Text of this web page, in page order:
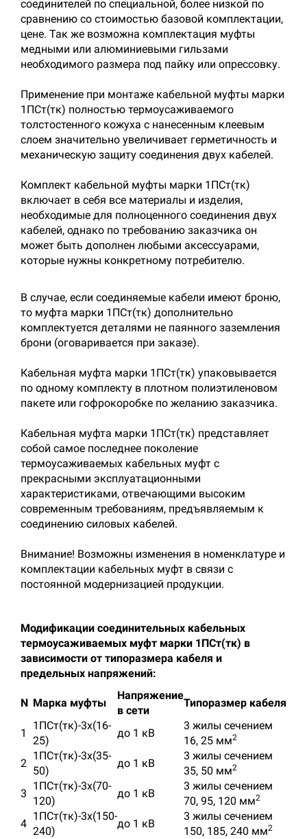
соединителей по специальной, более низкой по
сравнению со стоимостью базовой комплектации,
цене. Так же возможна комплектация муфты
медными или алюминиевыми гильзами
необходимого размера под пайку или опрессовку.
Применение при монтаже кабельной муфты марки
1ПСт(тк) полностью термоусаживаемого
толстостенного кожуха с нанесенным клеевым
слоем значительно увеличивает герметичность и
механическую защиту соединения двух кабелей.
Комплект кабельной муфты марки 1ПСт(тк)
включает в себя все материалы и изделия,
необходимые для полноценного соединения двух
кабелей, однако по требованию заказчика он
может быть дополнен любыми аксессуарами,
которые нужны конкретному потребителю.
В случае, если соединяемые кабели имеют броню,
то муфта марки 1ПСт(тк) дополнительно
комплектуется деталями не паянного заземления
брони (оговаривается при заказе).
Кабельная муфта марки 1ПСт(тк) упаковывается
по одному комплекту в плотном полиэтиленовом
пакете или гофрокоробке по желанию заказчика.
Кабельная муфта марки 1ПСт(тк) представляет
собой самое последнее поколение
термоусаживаемых кабельных муфт с
прекрасными эксплуатационными
характеристиками, отвечающими высоким
современным требованиям, предъявляемым к
соединению силовых кабелей.
Внимание! Возможны изменения в номенклатуре и
комплектации кабельных муфт в связи с
постоянной модернизацией продукции.
Модификации соединительных кабельных
термоусаживаемых муфт марки 1ПСт(тк) в
зависимости от типоразмера кабеля и
предельных напряжений:
N Марка муфты
Напряжение
в сети
Типоразмер кабеля
1
1ПСт(тк)-3х(16-
25)
до 1 кВ
3 жилы сечением
16, 25 мм2
2
1ПСт(тк)-3х(35-
50)
до 1 кВ
3 жилы сечением
35, 50 мм2
3
1ПСт(тк)-3х(70-
120)
до 1 кВ
3 жилы сечением
70, 95, 120 мм2
4
1ПСт(тк)-3х(150-
240)
до 1 кВ
3 жилы сечением
150, 185, 240 мм2